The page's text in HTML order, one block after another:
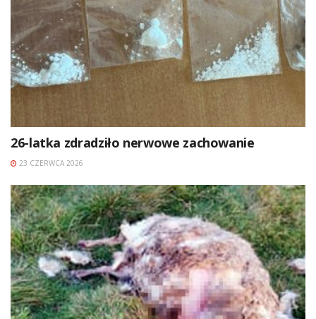
26-latka zdradziło nerwowe zachowanie
23 CZERWCA 2026